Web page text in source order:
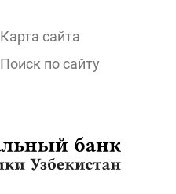
Карта сайта
Поиск по сайту